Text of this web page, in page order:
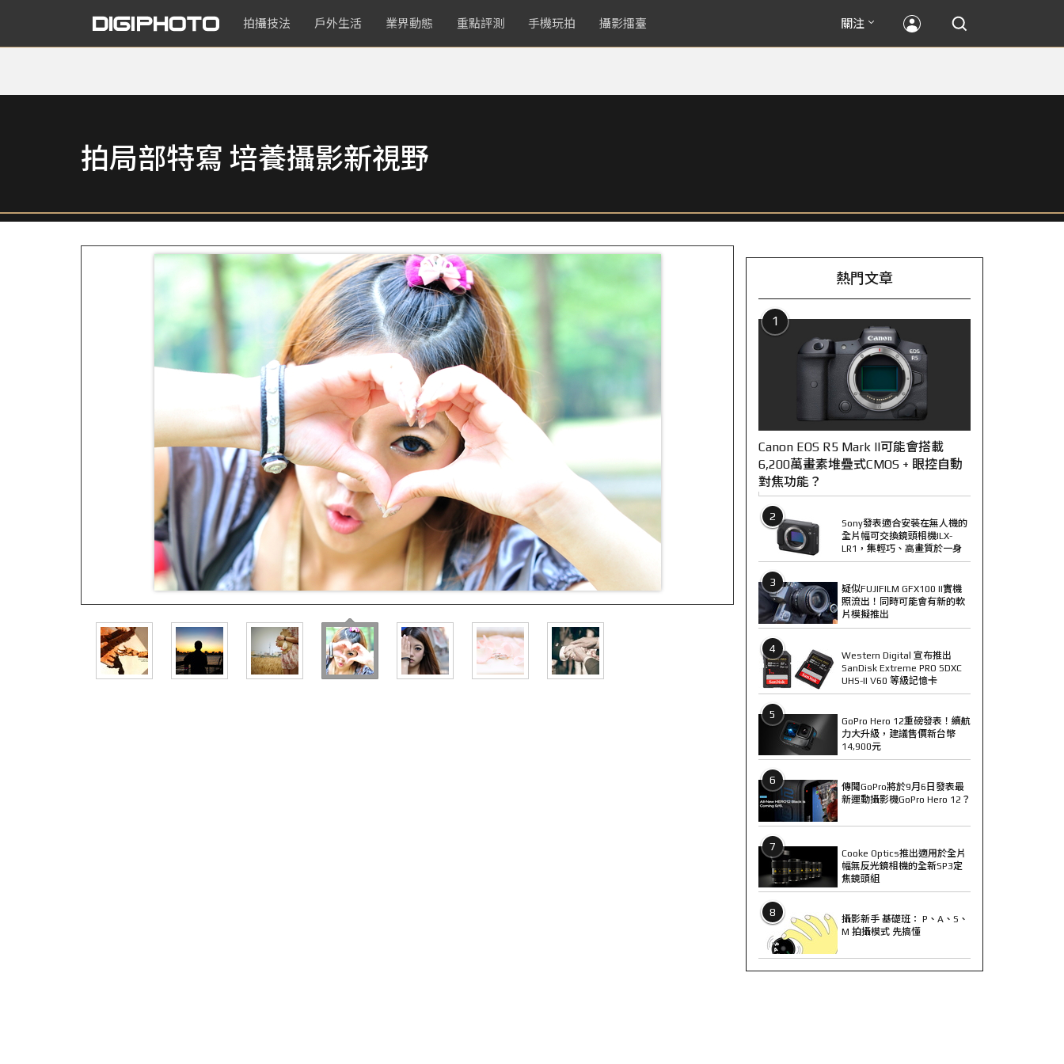
拍攝技法 戶外生活 業界動態 重點評測 手機玩拍 攝影擂臺 關注
拍局部特寫 培養攝影新視野
熱門文章
1
Canon EOS R5 Mark II可能會搭載
6,200萬畫素堆疊式CMOS + 眼控自動
對焦功能？
2
Sony發表適合安裝在無人機的
全片幅可交換鏡頭相機ILX-
LR1，集輕巧、高畫質於一身
3
疑似FUJIFILM GFX100 II實機
照流出！同時可能會有新的軟
片模擬推出
4
Western Digital 宣布推出
SanDisk Extreme PRO SDXC
UHS-II V60 等級記憶卡
5
GoPro Hero 12重磅發表！續航
力大升級，建議售價新台幣
14,900元
6
傳聞GoPro將於9月6日發表最
新運動攝影機GoPro Hero 12？
7
Cooke Optics推出適用於全片
幅無反光鏡相機的全新SP3定
焦鏡頭組
8
攝影新手 基礎班： P、A、S、
M 拍攝模式 先搞懂